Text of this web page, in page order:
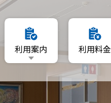
利用案内
を指定
利用料金